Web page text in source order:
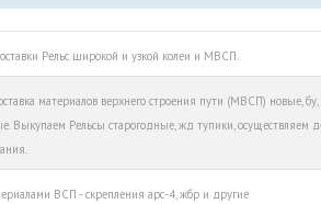
Рельс широкой и узкой колеи и МВСП.
материалов верхнего строения пути (МВСП) новые, бу,
Выкупаем Рельсы старогодные, жд тупики, осуществляем
ВСП - скрепления арс-4, жбр и другие